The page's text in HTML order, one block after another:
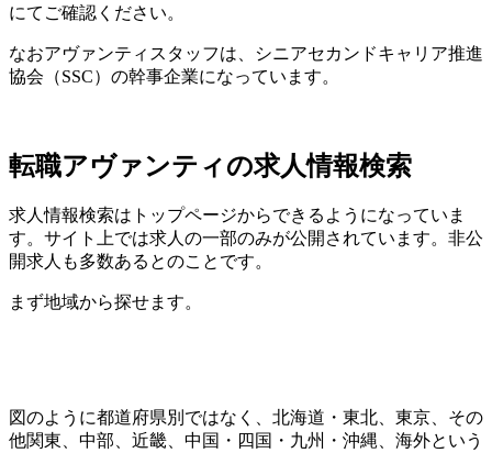
にてご確認ください。
なおアヴァンティスタッフは、
シニアセカンドキャリア推進
協会（SSC） の幹事企業になっています。
転職アヴァンティの求人情報検索
求人情報検索はトップページからできるようになっていま
す。サイト上では求人の一部のみが公開されています。非公
開求人も多数あるとのことです。
まず地域から探せます。
図のように都道府県別ではなく、北海道・東北、東京、その
他関東、中部、近畿、中国・四国・九州・沖縄、海外という